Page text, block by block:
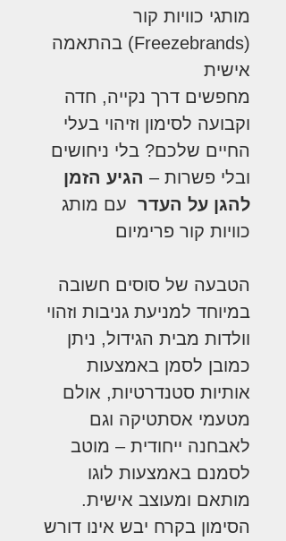
מותגי כוויות קור
(Freezebrands) בהתאמה
אישית
​מחפשים דרך נקייה, חדה
וקבועה לסימון וזיהוי בעלי
החיים שלכם? בלי ניחושים
ובלי פשרות – הגיע הזמן
להגן על העדר עם מותג
כוויות קור פרימיום
הטבעה של סוסים חשובה
במיוחד למניעת גניבות וזהוי
וולדות מבית הגידול, ניתן
כמובן לסמן באמצעות
אותיות סטנדרטיות, אולם
מטעמי אסתטיקה וגם
לאבחנה ייחודית – מוטב
לסמנם באמצעות לוגו
מותאם ומעוצב אישית.
הסימון בקרח יבש אינו דורש